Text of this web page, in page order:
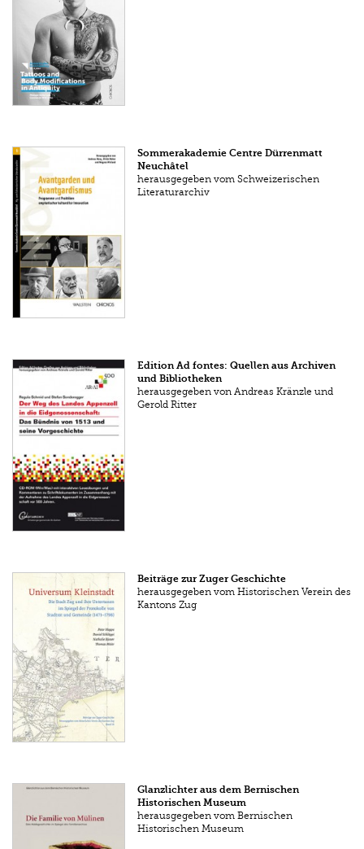
Sommerakademie Centre Dürrenmatt
Neuchâtel
herausgegeben vom Schweizerischen
Literaturarchiv
Edition Ad fontes: Quellen aus Archiven
und Bibliotheken
herausgegeben von Andreas Kränzle und
Gerold Ritter
Beiträge zur Zuger Geschichte
herausgegeben vom Histori­schen Verein des
Kantons Zug
Glanzlichter aus dem Bernischen
Historischen Museum
herausgegeben vom Bernischen
Historischen Museum